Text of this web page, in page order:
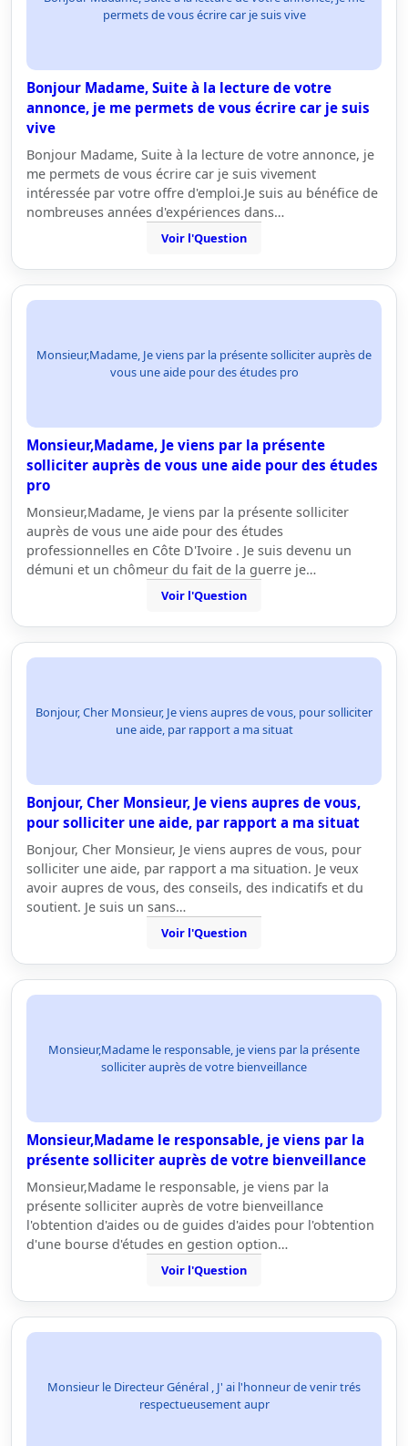
permets de vous écrire car je suis vive
Bonjour Madame, Suite à la lecture de votre
annonce, je me permets de vous écrire car je suis
vive
Bonjour Madame, Suite à la lecture de votre annonce, je
me permets de vous écrire car je suis vivement
intéressée par votre offre d'emploi.Je suis au bénéfice de
nombreuses années d'expériences dans…
Voir l'Question
Monsieur,Madame, Je viens par la présente solliciter auprès de
vous une aide pour des études pro
Monsieur,Madame, Je viens par la présente
solliciter auprès de vous une aide pour des études
pro
Monsieur,Madame, Je viens par la présente solliciter
auprès de vous une aide pour des études
professionnelles en Côte D'Ivoire . Je suis devenu un
démuni et un chômeur du fait de la guerre je…
Voir l'Question
Bonjour, Cher Monsieur, Je viens aupres de vous, pour solliciter
une aide, par rapport a ma situat
Bonjour, Cher Monsieur, Je viens aupres de vous,
pour solliciter une aide, par rapport a ma situat
Bonjour, Cher Monsieur, Je viens aupres de vous, pour
solliciter une aide, par rapport a ma situation. Je veux
avoir aupres de vous, des conseils, des indicatifs et du
soutient. Je suis un sans…
Voir l'Question
Monsieur,Madame le responsable, je viens par la présente
solliciter auprès de votre bienveillance
Monsieur,Madame le responsable, je viens par la
présente solliciter auprès de votre bienveillance
Monsieur,Madame le responsable, je viens par la
présente solliciter auprès de votre bienveillance
l'obtention d'aides ou de guides d'aides pour l'obtention
d'une bourse d'études en gestion option…
Voir l'Question
Monsieur le Directeur Général , J' ai l'honneur de venir trés
respectueusement aupr